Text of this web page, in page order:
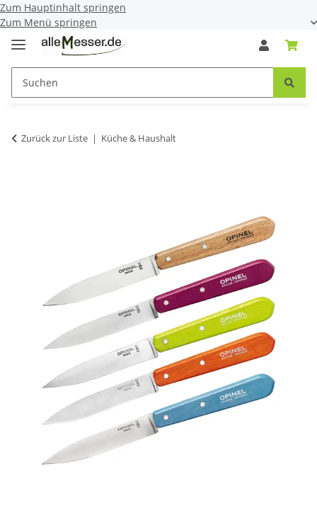
Zum Hauptinhalt springen
Zum Menü springen
Zurück zur Liste Küche & Haushalt